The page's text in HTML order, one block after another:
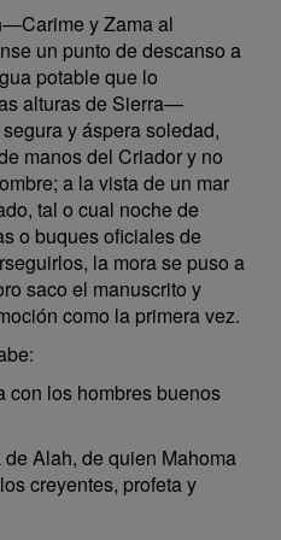
y Zama al
un punto de descanso a
potable que lo
alturas de Sierra—
y áspera soledad,
manos del Criador y no
a la vista de un mar
tal o cual noche de
o buques oficiales de
la mora se puso a
saco el manuscrito y
como la primera vez.
con los hombres buenos
Alah, de quien Mahoma
creyentes, profeta y